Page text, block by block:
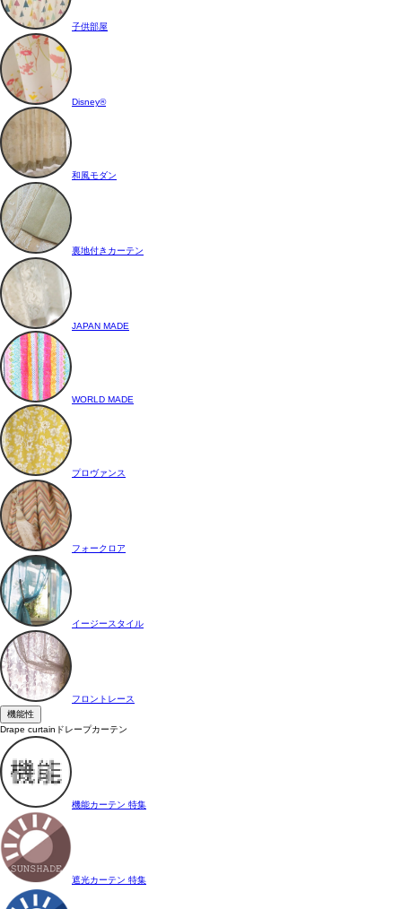
子供部屋
Disney®
和風モダン
裏地付きカーテン
JAPAN MADE
WORLD MADE
プロヴァンス
フォークロア
イージースタイル
フロントレース
機能性
Drape curtain ドレープカーテン
機能カーテン 特集
遮光カーテン 特集